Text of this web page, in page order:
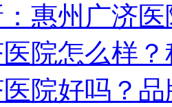
惠州广济医
院怎么样？
院好吗？品